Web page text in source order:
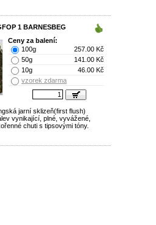
1 BARNESBEG
Ceny za balení:
100g
257.00 Kč
50g
141.00 Kč
10g
46.00 Kč
vzorek zdarma
jarní sklizeň(first flush)
vynikající, plné, vyvážené,
chuti s tipsovými tóny.